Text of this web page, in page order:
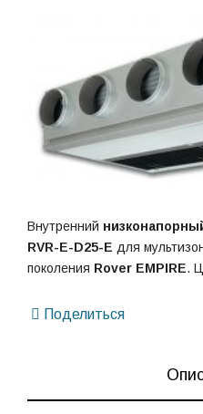
Внутренний
RVR-E-D25-E для
поколения Rover EMPIRE.
Поделиться